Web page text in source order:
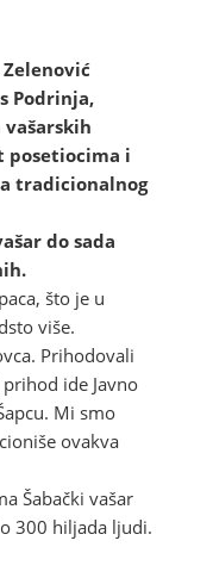
Zelenović
Podrinja,
posetiocima i
tradicionalnog
do sada
što je u
više.
Prihodovali
ide Javno
Mi smo
ovakva
Šabački vašar
300 hiljada ljudi.